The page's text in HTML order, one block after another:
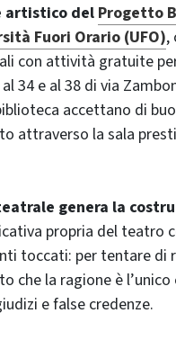
artistico del Progetto
Fuori Orario (UFO),
con attività gratuite
34 e al 38 di via
accettano di
attraverso la sala
genera la
propria del teatro
toccati: per tentare
che la ragione è
e false credenze.